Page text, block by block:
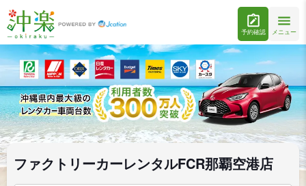
予約確認 メニュー
ファクトリーカーレンタルFCR那覇空港店